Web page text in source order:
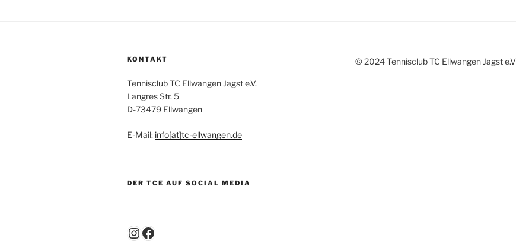
KONTAKT
Tennisclub TC Ellwangen Jagst e.V.
Langres Str. 5
D-73479 Ellwangen
E-Mail: info[at]tc-ellwangen.de
DER TCE AUF SOCIAL MEDIA
Instagram
Facebook
© 2024 Tennisclub TC Ellwangen Jagst e.V